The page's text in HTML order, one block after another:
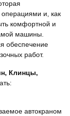
и, как
комфортной и
машины.
обеспечение
работ.
Клинцы,
автокраном